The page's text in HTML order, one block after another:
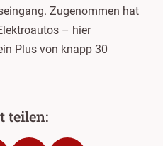
Zugenommen hat
– hier
Plus von knapp 30